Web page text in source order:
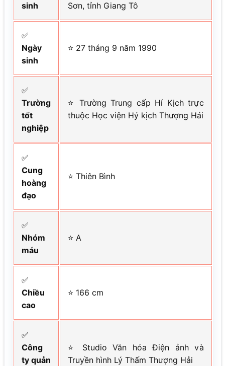
sinh
Sơn, tỉnh Giang Tô
✅
Ngày
sinh
⭐ 27 tháng 9 năm 1990
✅
Trường
tốt
nghiệp
⭐ Trường Trung cấp Hí Kịch trực
thuộc Học viện Hý kịch Thượng Hải
✅
Cung
hoàng
đạo
⭐ Thiên Bình
✅
Nhóm
máu
⭐ A
✅
Chiều
cao
⭐ 166 cm
✅
Công
ty quản
⭐ Studio Văn hóa Điện ảnh và
Truyền hình Lý Thấm Thượng Hải